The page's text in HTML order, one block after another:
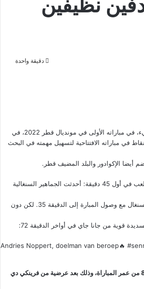
نظيفين
دقيقة واحدة
تمكن المنتخب الهولندي من تحقيق الفوز على المنتخب السنغالي بنتيجة هدفين مقابل لا شيء، في مباراته الأولى في مونديال قطر 2022، في
ثاني مباريات المجموعة الأولى، ليبدأ منتخب “الطواحين” مشواره المونديالي بضمان أول 3 نقاط في مباراته الافتتاحية لتسهيل مهمته في البحث
أيضا الإكوادور والبلد المضيف قطر.
كانت فرص الفريقين قليلة في الشوط الأول. ربما كان المشهد الأكثر إثارة جاء من خارج الملعب في أول 45 دقيقة: أحدثت الجماهير السنغالية
وانتهى الشوط الأول بالتعادل السلبي بين الفريقين. مع أفضلية نسبية لمنتخب هولندا أمام السنغال مع وصول المبارة إلى الدقيقة 35. لكن دون
قوية من جانا جاي في أواخر الدقيقة 72:
Andries Noppert, doelman van beroep🔥
في الدقيقة 84 من عمر المباراة، وذلك بعد عرضية من فرينكي دي